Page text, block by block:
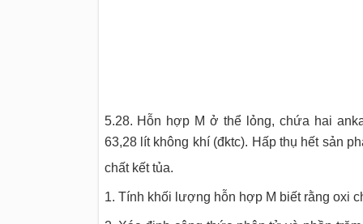
5.28. Hỗn hợp M ở thể lỏng, chứa hai
63,28 lít không khí (đktc). Hấp thụ hết sản
chất kết tủa.
1. Tính khối lượng hỗn hợp M biết rằng oxi